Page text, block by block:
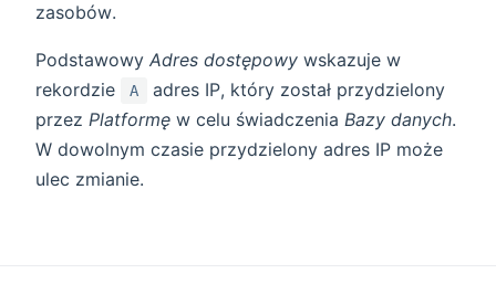
zasobów.
Podstawowy Adres dostępowy wskazuje w
rekordzie
A
adres IP, który został przydzielony
przez Platformę w celu świadczenia Bazy danych.
W dowolnym czasie przydzielony adres IP może
ulec zmianie.